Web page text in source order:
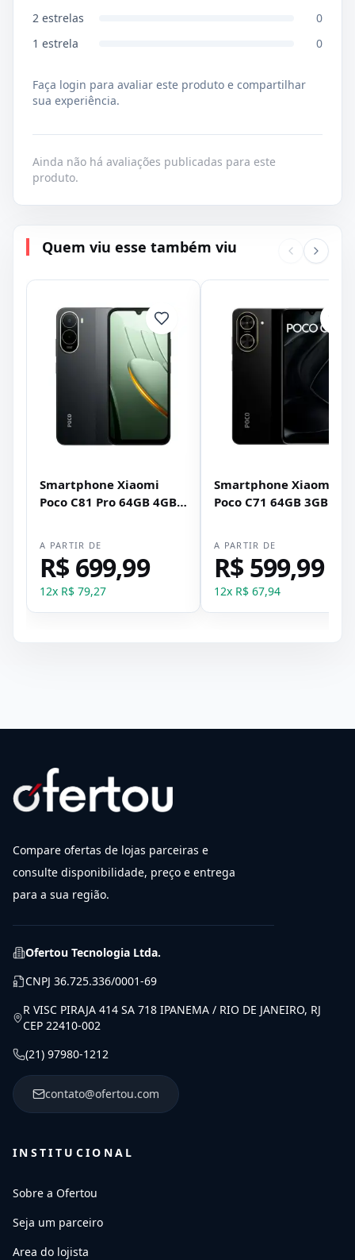
2 estrelas
0
1 estrela 0
Faça login para avaliar este produto e compartilhar
sua experiência.
Ainda não há avaliações publicadas para este
produto.
Quem viu esse também viu
Smartphone Xiaomi
Poco C81 Pro 64GB 4GB
A PARTIR DE
R$ 699,99
12x R$ 79,27
Smartphone Xiaomi
Poco C71 64GB 3GB
A PARTIR DE
R$ 599,99
12x R$ 67,94
Compare ofertas de lojas parceiras e
consulte disponibilidade, preço e entrega
para a sua região.
Ofertou Tecnologia Ltda.
CNPJ 36.725.336/0001-69
R VISC PIRAJA 414 SA 718 IPANEMA / RIO DE JANEIRO, RJ
CEP 22410-002
(21) 97980-1212
contato@ofertou.com
INSTITUCIONAL
Sobre a Ofertou
Seja um parceiro
Area do lojista